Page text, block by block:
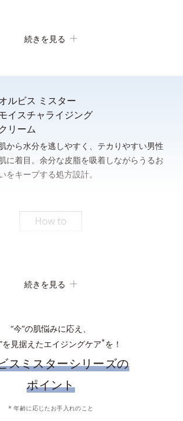
もっちり濃密泡。忙しい朝のスキンケア時間
たときの泡の嵩目盛りを測定する。N＝3, P<0.05, student t-
ひらに適量（ポンプ２プッシュまたは、100
続きを見る
ルビス ミスター
イスチャライジング
クリーム
から水分を逃しやすく、テカりやすい男性
に着目。余分な皮脂を吸着しながらうるお
をキープする処方設計。
How to
後、手のひらに適量とり、顔全体にやさしく
続きを見る
“今”の肌悩みに応え、
を見据えたエイジングケア*を！
スミスターシリーズの
ポイント
* 年齢に応じたお手入れのこと